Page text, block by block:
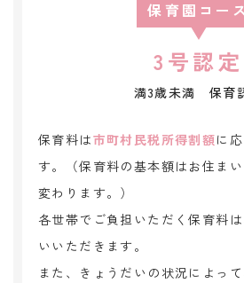
保育園コース
3号認定
満3歳未満 保育
保育料は市町村民税所得割額に
す。（保育料の基本額はお住ま
変わります。）
各世帯でご負担いただく保育料
いいただきます。
また、きょうだいの状況によっ